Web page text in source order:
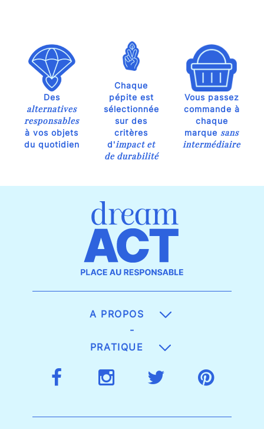
Des
alternatives
responsables
à vos objets
du quotidien
Chaque
pépite est
sélectionnée
sur des
critères
d'impact et
de durabilité
Vous passez
commande à
chaque
marque sans
intermédiaire
A PROPOS
-
PRATIQUE